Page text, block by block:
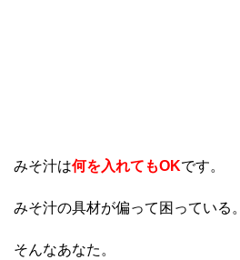
みそ汁は何を入れてもOKです。
みそ汁の具材が偏って困っている。
そんなあなた。